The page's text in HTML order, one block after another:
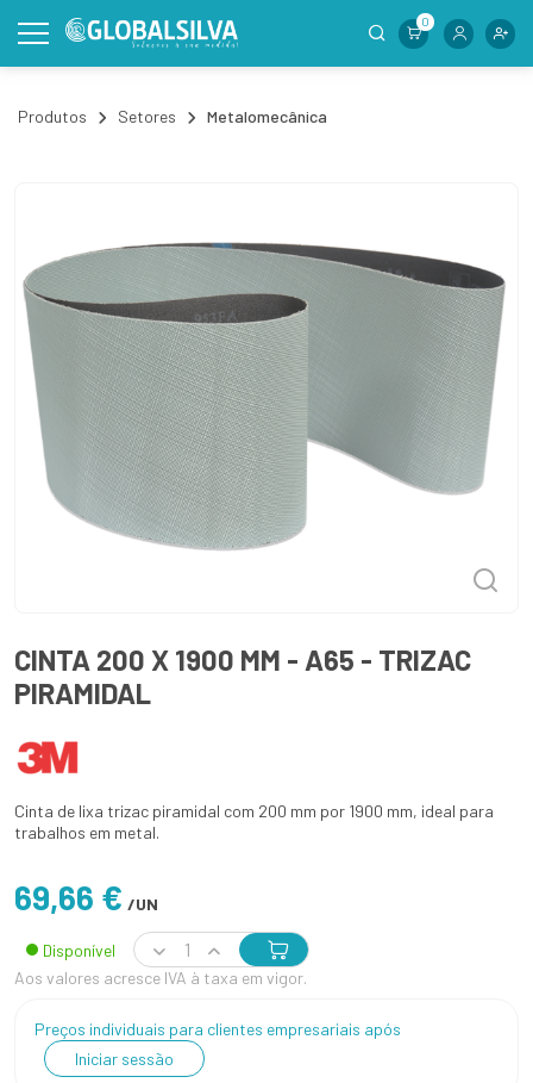
0
Produtos Setores Metalomecânica
CINTA 200 X 1900 MM - A65 - TRIZAC
PIRAMIDAL
Cinta de lixa trizac piramidal com 200 mm por 1900 mm, ideal para
trabalhos em metal.
69,66 € /UN
Disponível
Aos valores acresce IVA à taxa em vigor.
Preços individuais para clientes empresariais após
Iniciar sessão